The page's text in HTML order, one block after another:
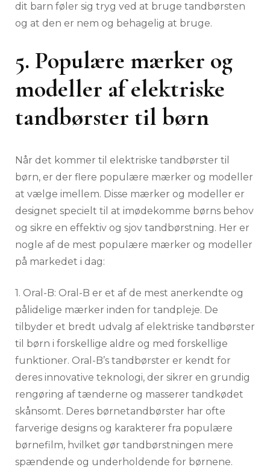
dit barn føler sig tryg ved at bruge tandbørsten
og at den er nem og behagelig at bruge.
5. Populære mærker og
modeller af elektriske
tandbørster til børn
Når det kommer til elektriske tandbørster til
børn, er der flere populære mærker og modeller
at vælge imellem. Disse mærker og modeller er
designet specielt til at imødekomme børns behov
og sikre en effektiv og sjov tandbørstning. Her er
nogle af de mest populære mærker og modeller
på markedet i dag:
1. Oral-B: Oral-B er et af de mest anerkendte og
pålidelige mærker inden for tandpleje. De
tilbyder et bredt udvalg af elektriske tandbørster
til børn i forskellige aldre og med forskellige
funktioner. Oral-B’s tandbørster er kendt for
deres innovative teknologi, der sikrer en grundig
rengøring af tænderne og masserer tandkødet
skånsomt. Deres børnetandbørster har ofte
farverige designs og karakterer fra populære
børnefilm, hvilket gør tandbørstningen mere
spændende og underholdende for børnene.